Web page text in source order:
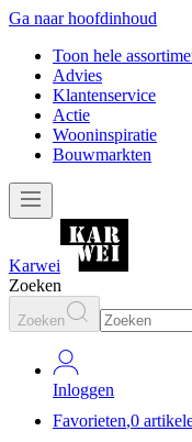
Ga naar hoofdinhoud
Toon hele
Advies
Klantenservice
Actie
Wooninspiratie
Bouwmarkten
Karwei
Zoeken
Zoeken
Inloggen
Favorieten,0